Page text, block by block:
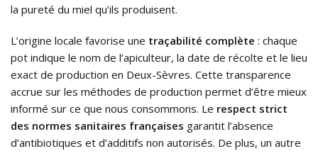
la pureté du miel qu’ils produisent.
L’origine locale favorise une traçabilité complète : chaque
pot indique le nom de l’apiculteur, la date de récolte et le lieu
exact de production en Deux-Sèvres. Cette transparence
accrue sur les méthodes de production permet d’être mieux
informé sur ce que nous consommons. Le respect strict
des normes sanitaires françaises garantit l’absence
d’antibiotiques et d’additifs non autorisés. De plus, un autre